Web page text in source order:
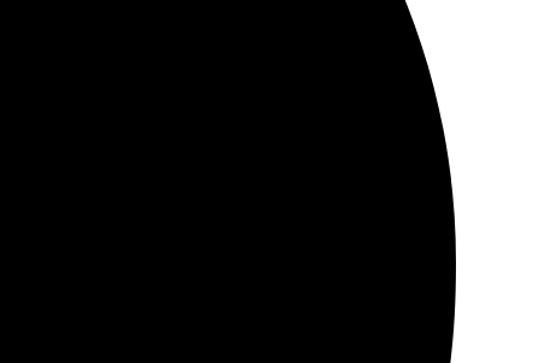
выполнили заказ. Оформление на сайте простое, а